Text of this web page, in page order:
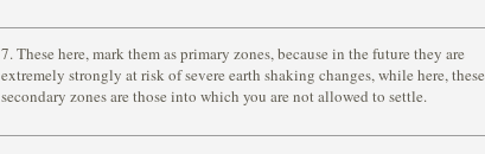
7. These here, mark them as primary zones, because in the future they are
extremely strongly at risk of severe earth shaking changes, while here, these
secondary zones are those into which you are not allowed to settle.